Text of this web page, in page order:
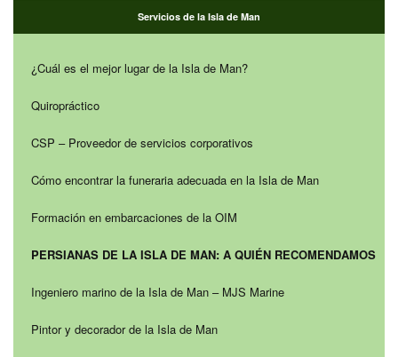
Servicios de la Isla de Man
¿Cuál es el mejor lugar de la Isla de Man?
Quiropráctico
CSP – Proveedor de servicios corporativos
Cómo encontrar la funeraria adecuada en la Isla de Man
Formación en embarcaciones de la OIM
PERSIANAS DE LA ISLA DE MAN: A QUIÉN RECOMENDAMOS
Ingeniero marino de la Isla de Man – MJS Marine
Pintor y decorador de la Isla de Man